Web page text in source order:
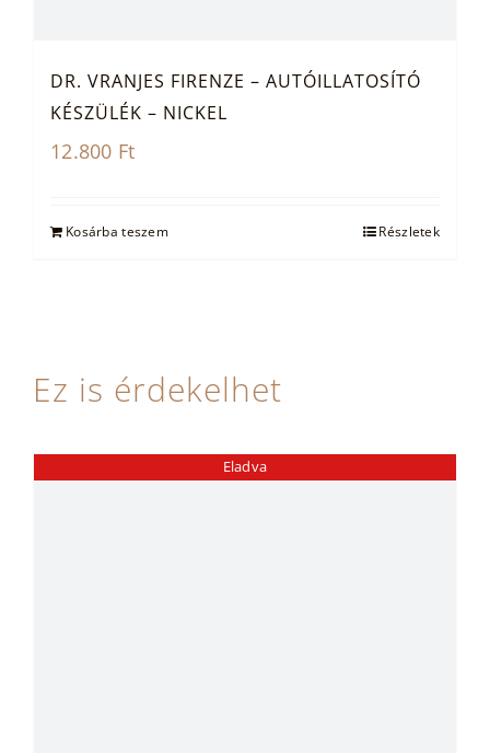
DR. VRANJES FIRENZE – AUTÓILLATOSÍTÓ
KÉSZÜLÉK – NICKEL
12.800 Ft
Kosárba teszem Részletek
Ez is érdekelhet
Eladva